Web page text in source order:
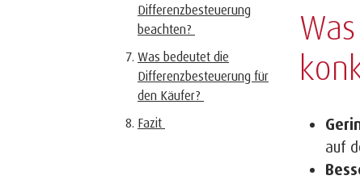
Differenzbesteuerung
beachten?
Was bedeutet die
Differenzbesteuerung für
den Käufer?
Fazit
auf